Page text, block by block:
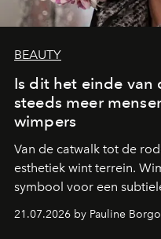
BEAUTY
Is dit het einde van
steeds meer
wimpers
Van de catwalk tot de
esthetiek wint terrein.
symbool voor een
aan make-up.
21.07.2026 by Pauline